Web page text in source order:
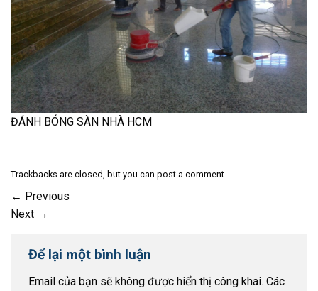
ĐÁNH BÓNG SÀN NHÀ HCM
Trackbacks are closed, but you can post a comment
← Previous
Next →
Để lại một bình luận
Email của bạn sẽ không được hiển thị công khai. Các